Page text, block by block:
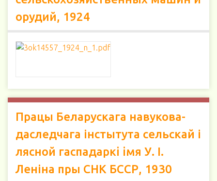
орудий, 1924
Працы Беларускага навукова-
даследчага інстытута сельскай і
лясной гаспадаркi iмя У. І.
Леніна пры СНК БССР, 1930